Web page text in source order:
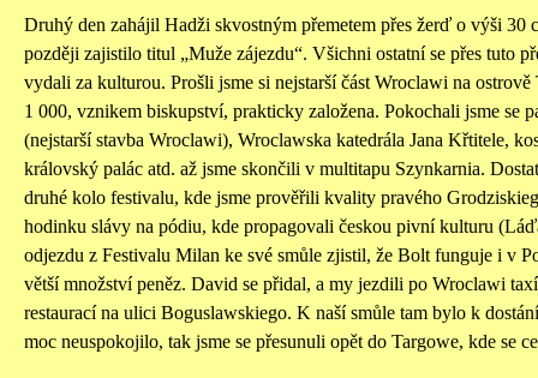
Druhý den zahájil Hadži skvostným přemetem přes žerď o výši
později zajistilo titul „Muže zájezdu“. Všichni ostatní se přes tuto
vydali za kulturou. Prošli jsme si nejstarší část Wroclawi na
1 000, vznikem biskupství, prakticky založena. Pokochali jsme se
(nejstarší stavba Wroclawi), Wroclawska katedrála Jana Křtitele,
královský palác atd. až jsme skončili v multitapu Szynkarnia.
druhé kolo festivalu, kde jsme prověřili kvality pravého
hodinku slávy na pódiu, kde propagovali českou pivní kulturu
odjezdu z Festivalu Milan ke své smůle zjistil, že Bolt funguje i v
větší množství peněz. David se přidal, a my jezdili po Wroclawi
restaurací na ulici Boguslawskiego. K naší smůle tam bylo k
moc neuspokojilo, tak jsme se přesunuli opět do Targowe, kde se